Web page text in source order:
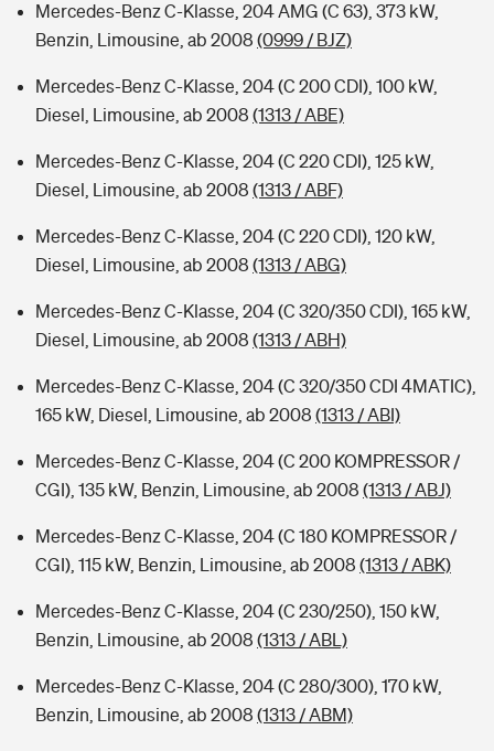
Mercedes-Benz C-Klasse, 204 AMG (C 63), 373 kW,
Benzin, Limousine, ab 2008 (0999 / BJZ)
Mercedes-Benz C-Klasse, 204 (C 200 CDI), 100 kW,
Diesel, Limousine, ab 2008 (1313 / ABE)
Mercedes-Benz C-Klasse, 204 (C 220 CDI), 125 kW,
Diesel, Limousine, ab 2008 (1313 / ABF)
Mercedes-Benz C-Klasse, 204 (C 220 CDI), 120 kW,
Diesel, Limousine, ab 2008 (1313 / ABG)
Mercedes-Benz C-Klasse, 204 (C 320/350 CDI), 165 kW,
Diesel, Limousine, ab 2008 (1313 / ABH)
Mercedes-Benz C-Klasse, 204 (C 320/350 CDI 4MATIC),
165 kW, Diesel, Limousine, ab 2008 (1313 / ABI)
Mercedes-Benz C-Klasse, 204 (C 200 KOMPRESSOR /
CGI), 135 kW, Benzin, Limousine, ab 2008 (1313 / ABJ)
Mercedes-Benz C-Klasse, 204 (C 180 KOMPRESSOR /
CGI), 115 kW, Benzin, Limousine, ab 2008 (1313 / ABK)
Mercedes-Benz C-Klasse, 204 (C 230/250), 150 kW,
Benzin, Limousine, ab 2008 (1313 / ABL)
Mercedes-Benz C-Klasse, 204 (C 280/300), 170 kW,
Benzin, Limousine, ab 2008 (1313 / ABM)